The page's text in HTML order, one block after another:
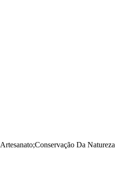
Artesanato;Conservação Da Natureza